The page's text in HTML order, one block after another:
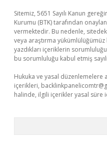
Sitemiz, 5651 Sayılı Kanun
Kurumu (BTK) tarafından
vermektedir. Bu nedenle,
veya araştırma
yazdıkları içeriklerin
bu sorumluluğu kabul etmiş
Hukuka ve yasal düzenlemelere
içerikleri,
halinde, ilgili içerikler yasal süre